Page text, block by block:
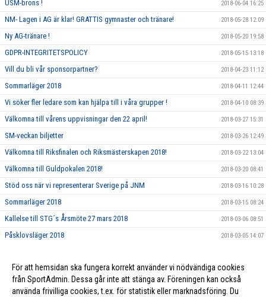
USM-brons ! 2018-06-04 16:25
NM- Lagen i AG är klar! GRATTIS gymnaster och tränare! 2018-05-28 12:09
Ny AG-tränare ! 2018-05-20 19:58
GDPR-INTEGRITETSPOLICY 2018-05-15 13:18
Vill du bli vår sponsorpartner? 2018-04-23 11:12
Sommarläger 2018 2018-04-11 12:44
Vi söker fler ledare som kan hjälpa till i våra grupper ! 2018-04-10 08:39
Välkomna till vårens uppvisningar den 22 april! 2018-03-27 15:31
SM-veckan biljetter 2018-03-26 12:49
Välkomna till Riksfinalen och Riksmästerskapen 2018! 2018-03-22 13:04
Välkomna till Guldpokalen 2018! 2018-03-20 08:41
Stöd oss när vi representerar Sverige på JNM 2018-03-16 10:28
Sommarläger 2018 2018-03-15 08:24
Kallelse till STG´s Årsmöte 27 mars 2018 2018-03-06 08:51
Påsklovsläger 2018 2018-03-05 14:07
Ungdomsledarstipendium 2018-02-21 10:05
För att hemsidan ska fungera korrekt använder vi nödvändiga cookies
från SportAdmin. Dessa går inte att stänga av. Föreningen kan också
använda frivilliga cookies, t.ex. för statistik eller marknadsföring. Du